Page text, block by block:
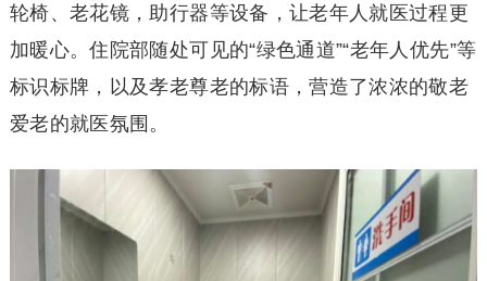
轮椅、老花镜，助行器等设备，让老年人就医过程更
加暖心。住院部随处可见的“绿色通道”“老年人优先”等
标识标牌，以及孝老尊老的标语，营造了浓浓的敬老
爱老的就医氛围。